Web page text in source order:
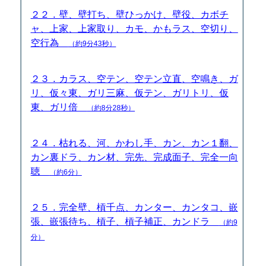
２２．壁、壁打ち、壁ひっかけ、壁役、カボチ
ャ、上家、上家取り、カモ、かもラス、空切り、
空行為
（約9分43秒）
２３．カラス、空テン、空テン立直、空鳴き、ガ
リ、仮々東、ガリ三麻、仮テン、ガリトリ、仮
東、ガリ倍
（約8分28秒）
２４．枯れる、河、かわし手、カン、カン１翻、
カン裏ドラ、カン材、完先、完成面子、完全一向
聴
（約6分）
２５．完全壁、槓千点、カンター、カンタコ、嵌
張、嵌張待ち、槓子、槓子補正、カンドラ
（約9
分）